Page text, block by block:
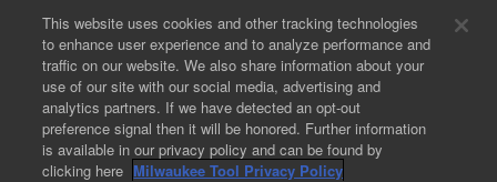
Où acheter des produits Milwaukee
This website uses cookies and other tracking technologies
to enhance user experience and to analyze performance and
traffic on our website. We also share information about your
use of our site with our social media, advertising and
analytics partners. If we have detected an opt-out
preference signal then it will be honored. Further information
is available in our privacy policy and can be found by
clicking here Milwaukee Tool Privacy Policy